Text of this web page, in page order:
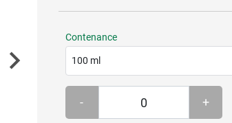
Contenance
100 ml
- +